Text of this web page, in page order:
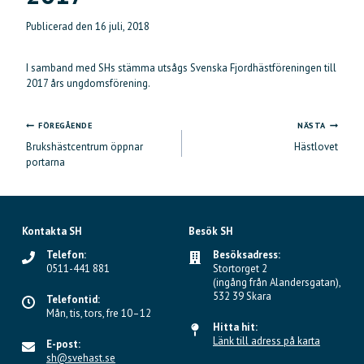
Publicerad den 16 juli, 2018
I samband med SHs stämma utsågs Svenska Fjordhästföreningen till
2017 års ungdomsförening.
Inläggsnavigering
FÖREGÅENDE
Brukshästcentrum öppnar
portarna
NÄSTA
Hästlovet
Kontakta SH
Telefon:
0511-441 881
Telefontid:
Mån, tis, tors, fre 10–12
E-post:
sh@svehast.se
Besök SH
Besöksadress:
Stortorget 2
(ingång från Alandersgatan),
532 39 Skara
Hitta hit:
Länk till adress på karta